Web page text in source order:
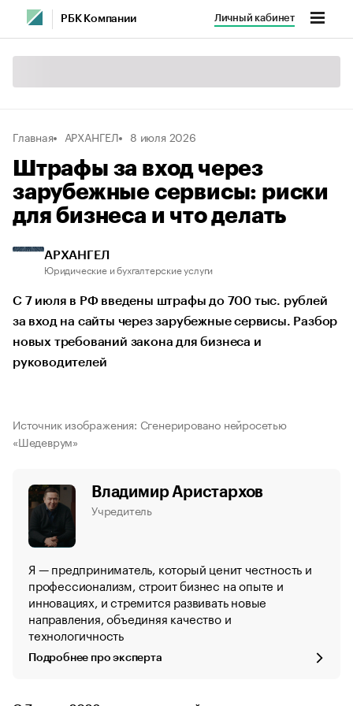
РБК Компании Личный кабинет
Главная АРХАНГЕЛ 8 июля 2026
Штрафы за вход через
зарубежные сервисы: риски
для бизнеса и что делать
АРХАНГЕЛ
Юридические и бухгалтерские услуги
С 7 июля в РФ введены штрафы до 700 тыс. рублей
за вход на сайты через зарубежные сервисы. Разбор
новых требований закона для бизнеса и
руководителей
Источник изображения: Сгенерировано нейросетью
«Шедеврум»
Владимир Аристархов
Учредитель
Я — предприниматель, который ценит честность и
профессионализм, строит бизнес на опыте и
инновациях, и стремится развивать новые
направления, объединяя качество и
технологичность
Подробнее про эксперта